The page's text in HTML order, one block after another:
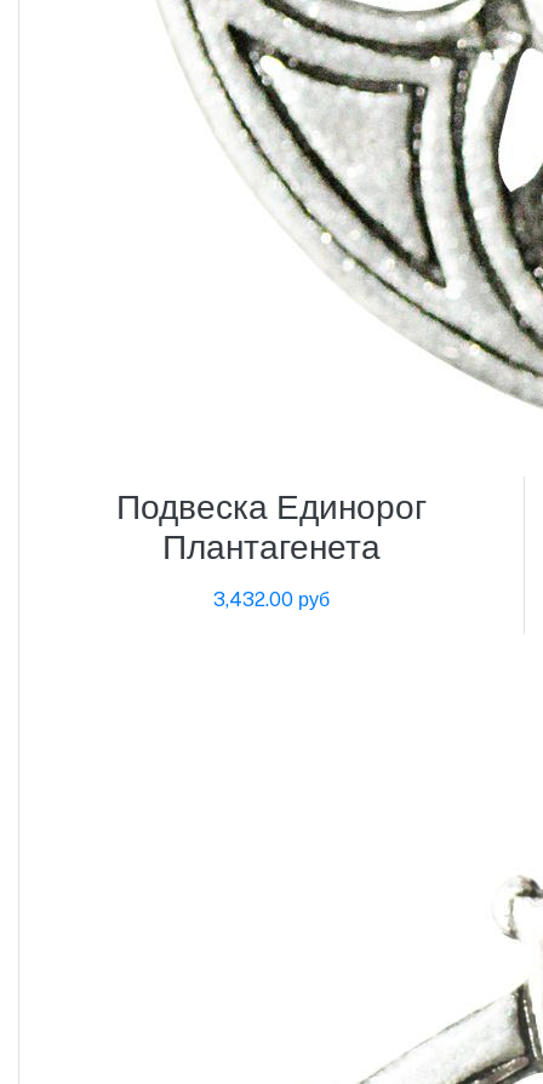
Подвеска Единорог
Плантагенета
3,432.00 руб